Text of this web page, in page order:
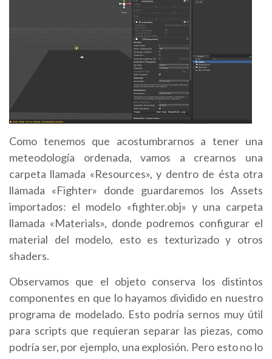
Como tenemos que acostumbrarnos a tener una
meteodología ordenada, vamos a crearnos una
carpeta llamada «Resources», y dentro de ésta otra
llamada «Fighter» donde guardaremos los Assets
importados: el modelo «fighter.obj» y una carpeta
llamada «Materials», donde podremos configurar el
material del modelo, esto es texturizado y otros
shaders.
Observamos que el objeto conserva los distintos
componentes en que lo hayamos dividido en nuestro
programa de modelado. Esto podría sernos muy útil
para scripts que requieran separar las piezas, como
podría ser, por ejemplo, una explosión. Pero esto no lo